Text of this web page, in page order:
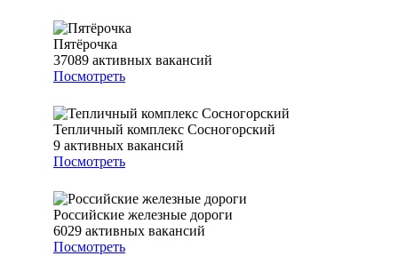
Пятёрочка
37089 активных вакансий
Посмотреть
Тепличный комплекс Сосногорский
9 активных вакансий
Посмотреть
Российские железные дороги
6029 активных вакансий
Посмотреть